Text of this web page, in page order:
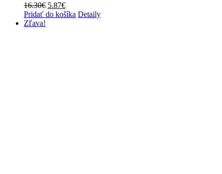
16.30€ Pôvodná
cena
5.87€Aktuálna
cena
Pridať do košíka Detaily
Zľava!